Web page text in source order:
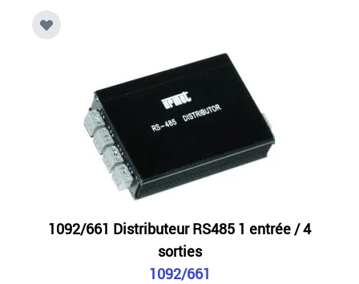
1092/661 Distributeur RS485 1 entrée / 4
sorties
1092/661